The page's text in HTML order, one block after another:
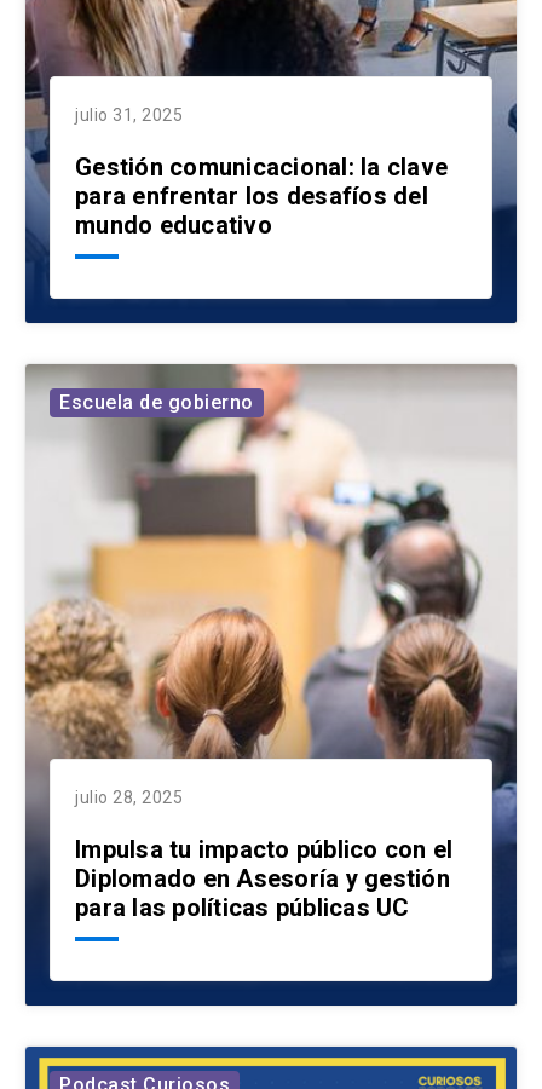
julio 31, 2025
Gestión comunicacional: la clave
para enfrentar los desafíos del
mundo educativo
Escuela de gobierno
julio 28, 2025
Impulsa tu impacto público con el
Diplomado en Asesoría y gestión
para las políticas públicas UC